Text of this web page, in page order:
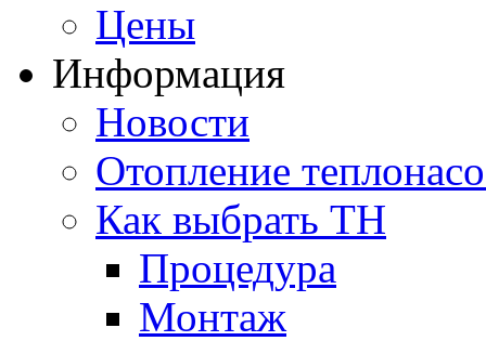
Цены
Информация
Новости
Отопление
Как выбрать ТН
Процедура
Монтаж